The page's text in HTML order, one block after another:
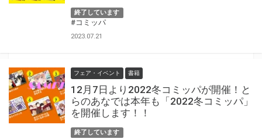
終了しています
#コミッパ
2023.07.21
フェア・イベント 書籍
12月7日より2022冬コミッパが開催！と
らのあなでは本年も「2022冬コミッパ」
を開催します！！
終了しています